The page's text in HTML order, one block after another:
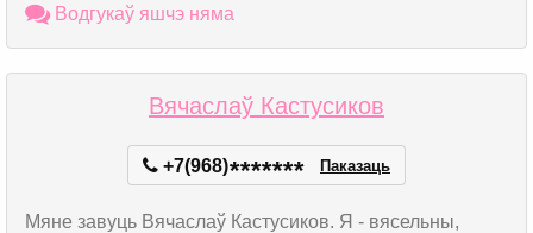
Водгукаў яшчэ няма
Вячаслаў Кастусиков
+7(968)******* Паказаць
Мяне завуць Вячаслаў Кастусиков. Я - вясельны,